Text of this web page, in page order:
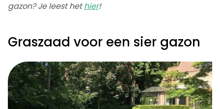
gazon? Je leest hethier!
Graszaad voor een sier gazon